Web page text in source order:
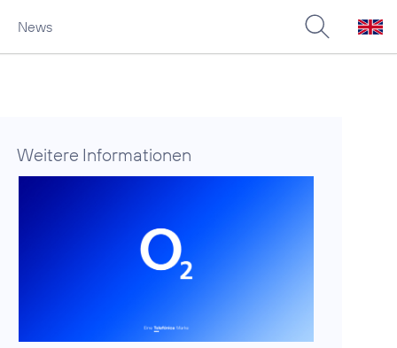
News
Weitere Informationen